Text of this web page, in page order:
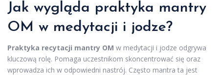
Jak wygląda praktyka mantry
OM w medytacji i jodze?
Praktyka recytacji mantry OM w medytacji i jodze odgrywa
kluczową rolę. Pomaga uczestnikom skoncentrować się oraz
wprowadza ich w odpowiedni nastrój. Często mantra ta jest